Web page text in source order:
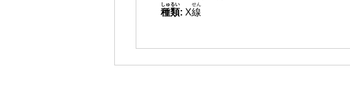
種類
しゅるい
: X線
せん